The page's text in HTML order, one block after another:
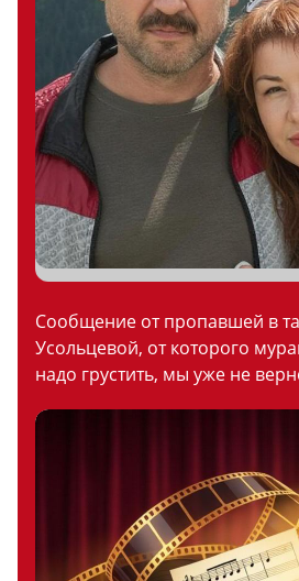
Сообщение от пропавшей в
Усольцевой, от которого
надо грустить, мы уже не